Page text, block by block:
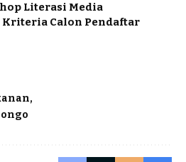
Literasi Media
Kriteria Calon Pendaftar